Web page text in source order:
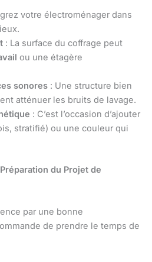
votre électroménager dans
: La surface du coffrage peut
ou une étagère
sonores : Une structure bien
atténuer les bruits de lavage.
: C’est l’occasion d’ajouter
stratifié) ou une couleur qui
du Projet de
par une bonne
de prendre le temps de